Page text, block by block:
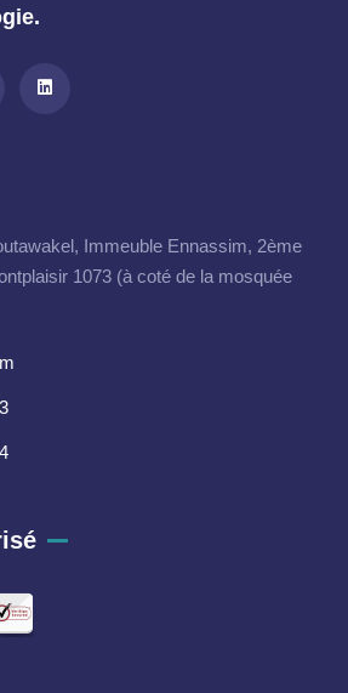
Immeuble Ennassim, 2ème
1073 (à coté de la mosquée